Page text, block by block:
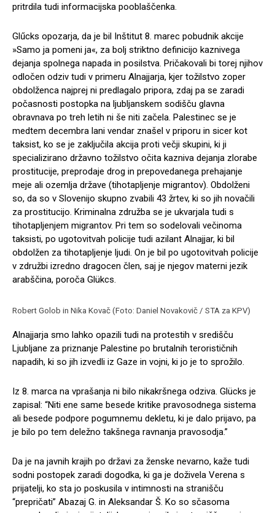
pritrdila tudi informacijska pooblaščenka.
Glűcks opozarja, da je bil Inštitut 8. marec pobudnik akcije
»Samo ja pomeni ja«, za bolj striktno definicijo kaznivega
dejanja spolnega napada in posilstva. Pričakovali bi torej njihov
odločen odziv tudi v primeru Alnajjarja, kjer tožilstvo zoper
obdolženca najprej ni predlagalo pripora, zdaj pa se zaradi
počasnosti postopka na ljubljanskem sodišču glavna
obravnava po treh letih ni še niti začela. Palestinec se je
medtem decembra lani vendar znašel v priporu in sicer kot
taksist, ko se je zaključila akcija proti večji skupini, ki ji
specializirano državno tožilstvo očita kazniva dejanja zlorabe
prostitucije, preprodaje drog in prepovedanega prehajanje
meje ali ozemlja države (tihotapljenje migrantov). Obdolženi
so, da so v Slovenijo skupno zvabili 43 žrtev, ki so jih novačili
za prostitucijo. Kriminalna združba se je ukvarjala tudi s
tihotapljenjem migrantov. Pri tem so sodelovali večinoma
taksisti, po ugotovitvah policije tudi azilant Alnajjar, ki bil
obdolžen za tihotapljenje ljudi. On je bil po ugotovitvah policije
v združbi izredno dragocen člen, saj je njegov materni jezik
arabščina, poroča Glükcs.
Robert Golob in Nika Kovač (Foto: Daniel Novakovič / STA za KPV)
Alnajjarja smo lahko opazili tudi na protestih v središču
Ljubljane za priznanje Palestine po brutalnih terorističnih
napadih, ki so jih izvedli iz Gaze in vojni, ki jo je to sprožilo.
Iz 8. marca na vprašanja ni bilo nikakršnega odziva. Glücks je
zapisal: “Niti ene same besede kritike pravosodnega sistema
ali besede podpore pogumnemu dekletu, ki je dalo prijavo, pa
je bilo po tem deležno takšnega ravnanja pravosodja.”
Da je na javnih krajih po državi za ženske nevarno, kaže tudi
sodni postopek zaradi dogodka, ki ga je doživela Verena s
prijatelji, ko sta jo poskusila v intimnosti na stranišču
“prepričati” Abazaj G. in Aleksandar Š. Ko so sčasoma